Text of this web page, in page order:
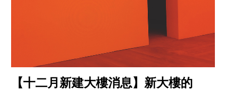
【十二月新建大樓消息】新大樓的